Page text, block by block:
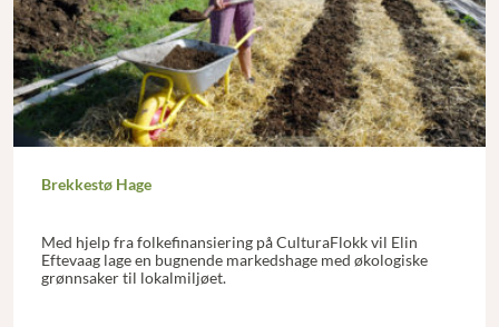
Brekkestø Hage
Med hjelp fra folkefinansiering på CulturaFlokk vil Elin
Eftevaag lage en bugnende markedshage med økologiske
grønnsaker til lokalmiljøet.